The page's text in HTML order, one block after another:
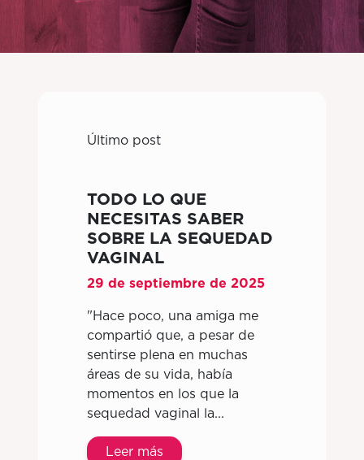
Último post
TODO LO QUE
NECESITAS SABER
SOBRE LA SEQUEDAD
VAGINAL
29 de septiembre de 2025
"Hace poco, una amiga me
compartió que, a pesar de
sentirse plena en muchas
áreas de su vida, había
momentos en los que la
sequedad vaginal la...
Leer más